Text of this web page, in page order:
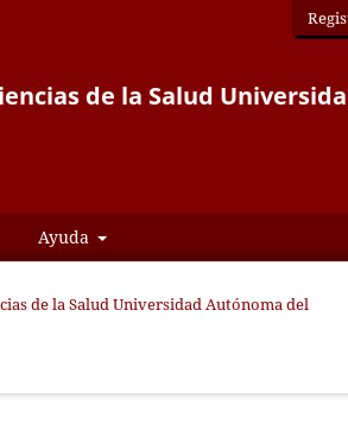
de la Salud
Ayuda
de la Salud Universidad Autónoma del